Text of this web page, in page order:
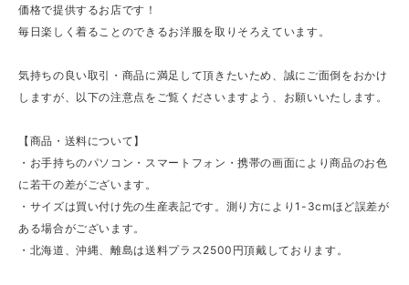
価格で提供するお店です！
毎日楽しく着ることのできるお洋服を取りそろえています。
気持ちの良い取引・商品に満足して頂きたいため、誠にご面倒をおかけ
しますが、以下の注意点をご覧くださいますよう、お願いいたします。
【商品・送料について】
・お手持ちのパソコン・スマートフォン・携帯の画面により商品のお色
に若干の差がございます。
・サイズは買い付け先の生産表記です。測り方により1-3cmほど誤差が
ある場合がございます。
・北海道、沖縄、離島は送料プラス2500円頂戴しております。